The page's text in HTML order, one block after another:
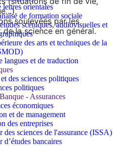
lettres orientales
de formation sociale
scéniques, audiovisuelles et
des arts et techniques de la
langues et de traduction
des sciences politiques
politiques
- Assurances
économiques
et de management
des entreprises
des sciences de l'assurance (ISSA)
d’études bancaires
soulevées par les
la science en général.